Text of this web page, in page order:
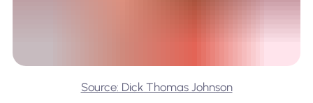
Source: Dick Thomas Johnson